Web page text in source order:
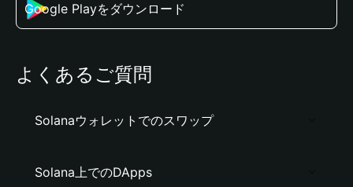
Google Playをダウンロード
よくあるご質問
Solanaウォレットでのスワップ
Solana上でのDApps